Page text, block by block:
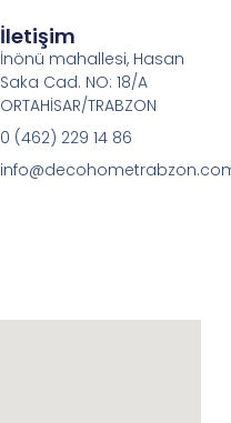
İletişim
İnönü mahallesi, Hasan
Saka Cad. NO: 18/A
ORTAHİSAR/TRABZON
0 (462) 229 14 86